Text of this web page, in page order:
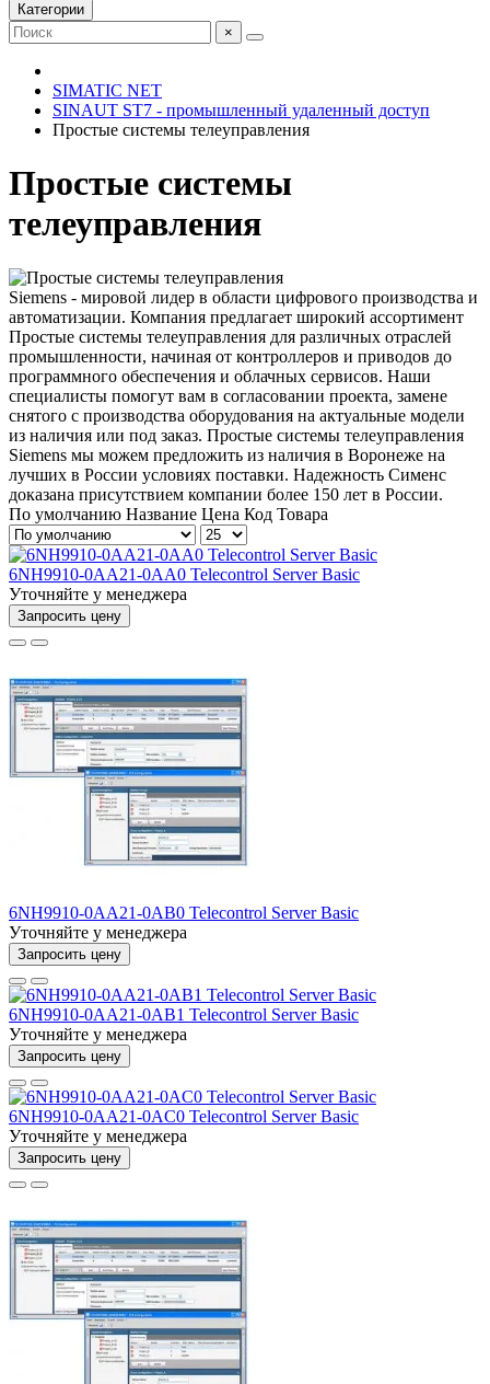
Категории
×
SIMATIC NET
SINAUT ST7 - промышленный удаленный доступ
Простые системы телеуправления
Простые системы
телеуправления
Siemens - мировой лидер в области цифрового производства и
автоматизации. Компания предлагает широкий ассортимент
Простые системы телеуправления для различных отраслей
промышленности, начиная от контроллеров и приводов до
программного обеспечения и облачных сервисов. Наши
специалисты помогут вам в согласовании проекта, замене
снятого с производства оборудования на актуальные модели
из наличия или под заказ. Простые системы телеуправления
Siemens мы можем предложить из наличия в Воронеже на
лучших в России условиях поставки. Надежность Сименс
доказана присутствием компании более 150 лет в России.
По умолчанию Название Цена Код Товара
6NH9910-0AA21-0AA0 Telecontrol Server Basic
Уточняйте у менеджера
Запросить цену
6NH9910-0AA21-0AB0 Telecontrol Server Basic
Уточняйте у менеджера
Запросить цену
6NH9910-0AA21-0AB1 Telecontrol Server Basic
Уточняйте у менеджера
Запросить цену
6NH9910-0AA21-0AC0 Telecontrol Server Basic
Уточняйте у менеджера
Запросить цену